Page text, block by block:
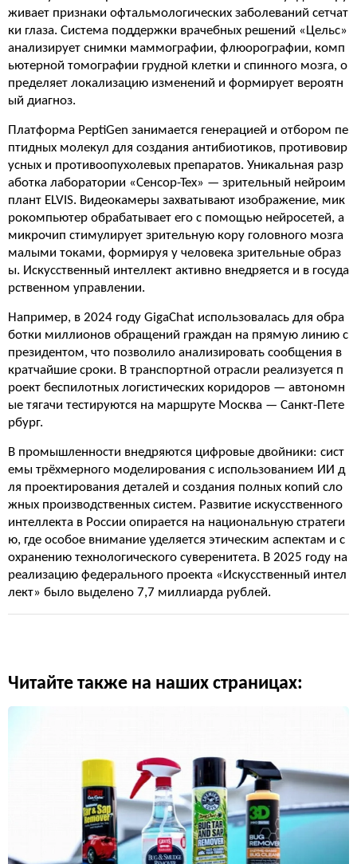
живает признаки офтальмологических заболеваний сетчат
ки глаза. Система поддержки врачебных решений «Цельс»
анализирует снимки маммографии, флюорографии, комп
ьютерной томографии грудной клетки и спинного мозга, о
пределяет локализацию изменений и формирует вероятн
ый диагноз.
Платформа PeptiGen занимается генерацией и отбором пе
птидных молекул для создания антибиотиков, противовир
усных и противоопухолевых препаратов. Уникальная разр
аботка лаборатории «Сенсор-Тех» — зрительный нейроим
плант ELVIS. Видеокамеры захватывают изображение, мик
рокомпьютер обрабатывает его с помощью нейросетей, а
микрочип стимулирует зрительную кору головного мозга
малыми токами, формируя у человека зрительные образ
ы. Искусственный интеллект активно внедряется и в госуда
рственном управлении.
Например, в 2024 году GigaChat использовалась для обра
ботки миллионов обращений граждан на прямую линию с
президентом, что позволило анализировать сообщения в
кратчайшие сроки. В транспортной отрасли реализуется п
роект беспилотных логистических коридоров — автономн
ые тягачи тестируются на маршруте Москва — Санкт-Пете
рбург.
В промышленности внедряются цифровые двойники: сист
емы трёхмерного моделирования с использованием ИИ д
ля проектирования деталей и создания полных копий сло
жных производственных систем. Развитие искусственного
интеллекта в России опирается на национальную стратеги
ю, где особое внимание уделяется этическим аспектам и с
охранению технологического суверенитета. В 2025 году на
реализацию федерального проекта «Искусственный интел
лект» было выделено 7,7 миллиарда рублей.
Читайте также на наших страницах: